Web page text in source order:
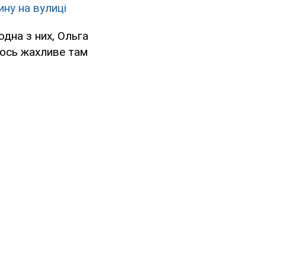
на вулиці
з них, Ольга
жахливе там